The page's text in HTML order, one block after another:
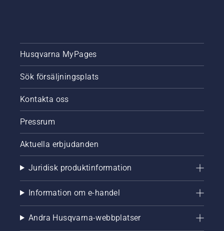
Husqvarna MyPages
Sök försäljningsplats
Kontakta oss
Pressrum
Aktuella erbjudanden
Juridisk produktinformation
Information om e-handel
Andra Husqvarna-webbplatser